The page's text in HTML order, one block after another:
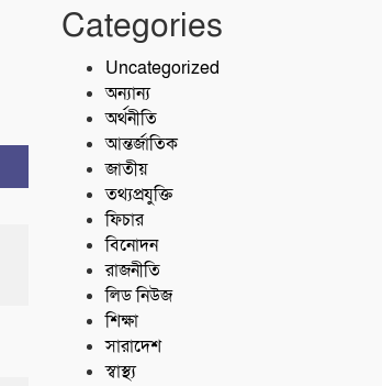
Categories
Uncategorized
অন্যান্য
অর্থনীতি
আন্তর্জাতিক
জাতীয়
তথ্যপ্রযুক্তি
ফিচার
বিনোদন
রাজনীতি
লিড নিউজ
শিক্ষা
সারাদেশ
স্বাস্থ্য